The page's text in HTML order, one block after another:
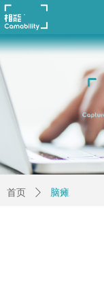
首页 ꄲ 脑瘫